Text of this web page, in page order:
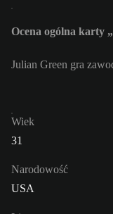
Ocena ogólna karty
Julian Green gra
Wiek
31
Narodowość
USA